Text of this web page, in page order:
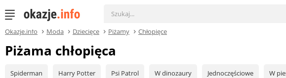
Okazje.info Moda Dziecięce Piżamy Chłopięce
Piżama chłopięca
Spiderman Harry Potter Psi Patrol W dinozaury Jednoczęściowe W